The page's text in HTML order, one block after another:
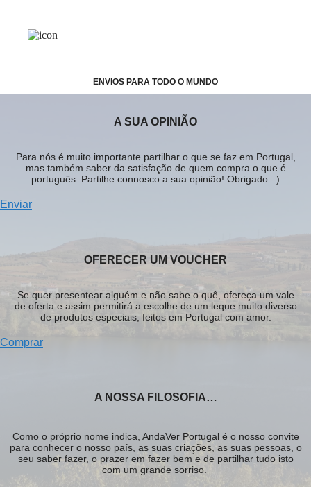
ENVIOS PARA TODO O MUNDO
A SUA OPINIÃO
Para nós é muito importante partilhar o que se faz em Portugal,
mas também saber da satisfação de quem compra o que é
português. Partilhe connosco a sua opinião! Obrigado. :)
Enviar
OFERECER UM VOUCHER
Se quer presentear alguém e não sabe o quê, ofereça um vale
de oferta e assim permitirá a escolhe de um leque muito diverso
de produtos especiais, feitos em Portugal com amor.
Comprar
A NOSSA FILOSOFIA…
Como o próprio nome indica, AndaVer Portugal é o nosso convite
para conhecer o nosso país, as suas criações, as suas pessoas, o
seu saber fazer, o prazer em fazer bem e de partilhar tudo isto
com um grande sorriso.